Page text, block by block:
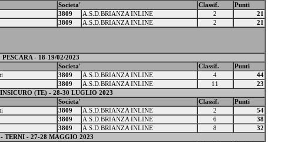
Societa' Classif.
Punti
3809 A.S.D.BRIANZA INLINE 2
21
3809 A.S.D.BRIANZA INLINE 2 21
- 18-19/02/2023
Societa' Classif.
Punti
3809 A.S.D.BRIANZA INLINE 4
44
3809 A.S.D.BRIANZA INLINE 11
23
(TE) - 28-30 LUGLIO 2023
Societa' Classif.
Punti
3809 A.S.D.BRIANZA INLINE 2
54
3809 A.S.D.BRIANZA INLINE 6
38
3809 A.S.D.BRIANZA INLINE 8
32
TERNI - 27-28 MAGGIO 2023